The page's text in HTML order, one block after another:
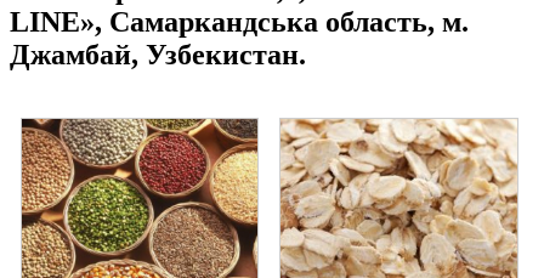
LINE», Самаркандська область, м.
Джамбай, Узбекистан.